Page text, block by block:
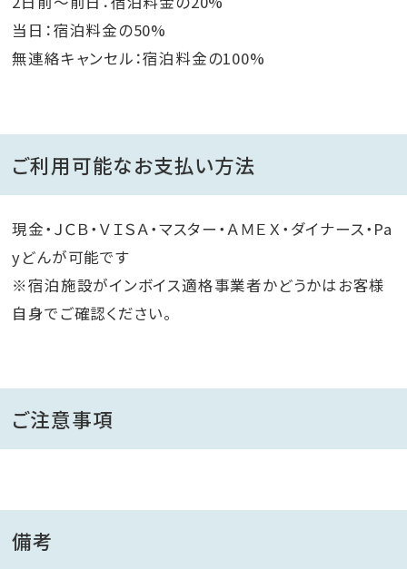
当日：宿泊料金の50%
無連絡キャンセル：宿泊料金の100%
ご利用可能なお支払い方法
現金・ＪＣＢ・ＶＩＳＡ・マスター・ＡＭＥＸ・ダイナース・Pa
yどんが可能です
※宿泊施設がインボイス適格事業者かどうかはお客様
自身でご確認ください。
ご注意事項
備考